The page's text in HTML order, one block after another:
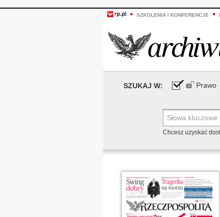
SZKOLENIA I KONFERENCJE
SZUKAJ W: Prawo
Chcesz uzyskać